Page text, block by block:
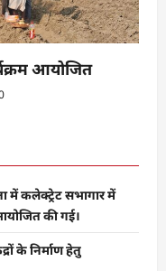
आयोजित
में कलेक्ट्रेट सभागार में
की गई।
के निर्माण हेतु